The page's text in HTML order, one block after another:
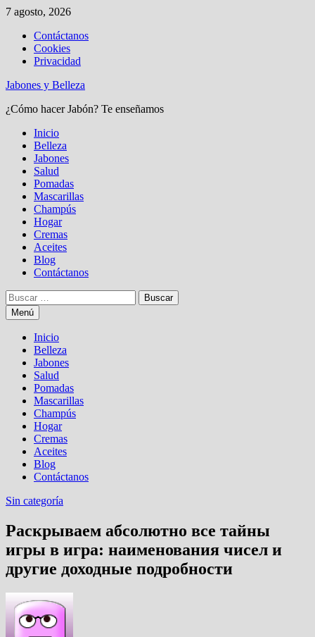
Saltar
contenido
7 agosto, 2026
Contáctanos
Cookies
Privacidad
Jabones y Belleza
¿Cómo hacer Jabón? Te enseñamos
Inicio
Belleza
Jabones
Salud
Pomadas
Mascarillas
Champús
Hogar
Cremas
Aceites
Blog
Contáctanos
Buscar:
Menú
Inicio
Belleza
Jabones
Salud
Pomadas
Mascarillas
Champús
Hogar
Cremas
Aceites
Blog
Contáctanos
Sin categoría
Раскрываем абсолютно все тайны
игры в игра: наименования чисел и
другие доходные подробности